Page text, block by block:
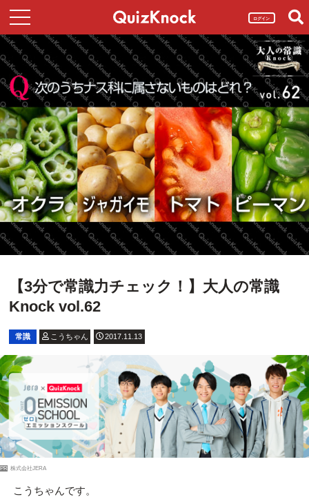
ログイン
【3分で常識力チェック！】大人の常識
Knock vol.62
常識 こうちゃん 2017.11.13
PR 株式会社JERA
こうちゃんです。